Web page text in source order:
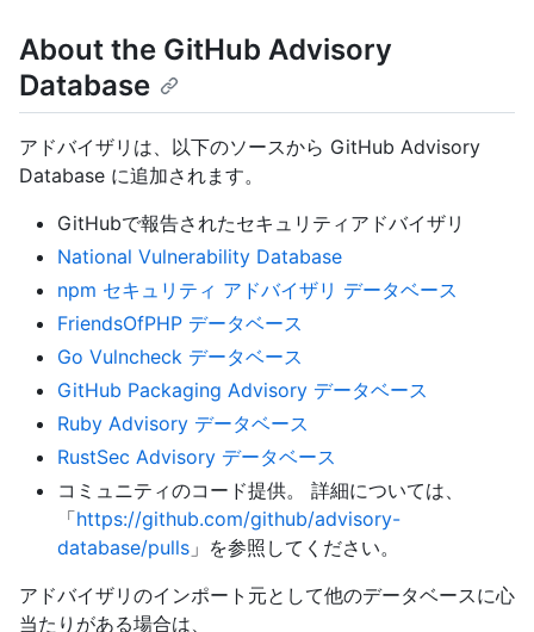
About the GitHub Advisory
Database
アドバイザリは、以下のソースから GitHub Advisory
Database に追加されます。
GitHubで報告されたセキュリティアドバイザリ
National Vulnerability Database
npm セキュリティ アドバイザリ データベース
FriendsOfPHP データベース
Go Vulncheck データベース
GitHub Packaging Advisory データベース
Ruby Advisory データベース
RustSec Advisory データベース
コミュニティのコード提供。 詳細については、
「https://github.com/github/advisory-
database/pulls 」を参照してください。
アドバイザリのインポート元として他のデータベースに心
当たりがある場合は、